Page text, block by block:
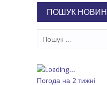
ПОШУК НОВИН
Погода на 2 тижні